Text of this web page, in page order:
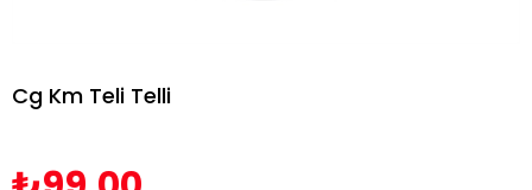
Cg Km Teli Telli